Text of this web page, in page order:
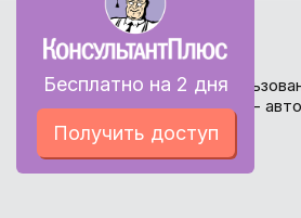
Бесплатно на 2 дня
Получить доступ
Перед
внимание -